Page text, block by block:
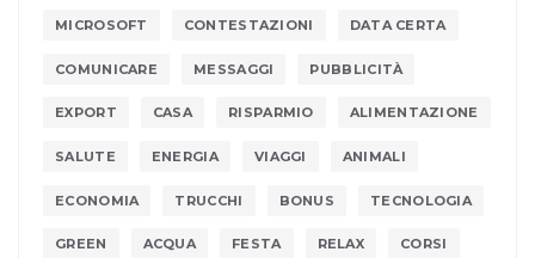
MICROSOFT CONTESTAZIONI DATA CERTA
COMUNICARE MESSAGGI PUBBLICITÀ
EXPORT CASA RISPARMIO ALIMENTAZIONE
SALUTE ENERGIA VIAGGI ANIMALI
ECONOMIA TRUCCHI BONUS TECNOLOGIA
GREEN ACQUA FESTA RELAX CORSI